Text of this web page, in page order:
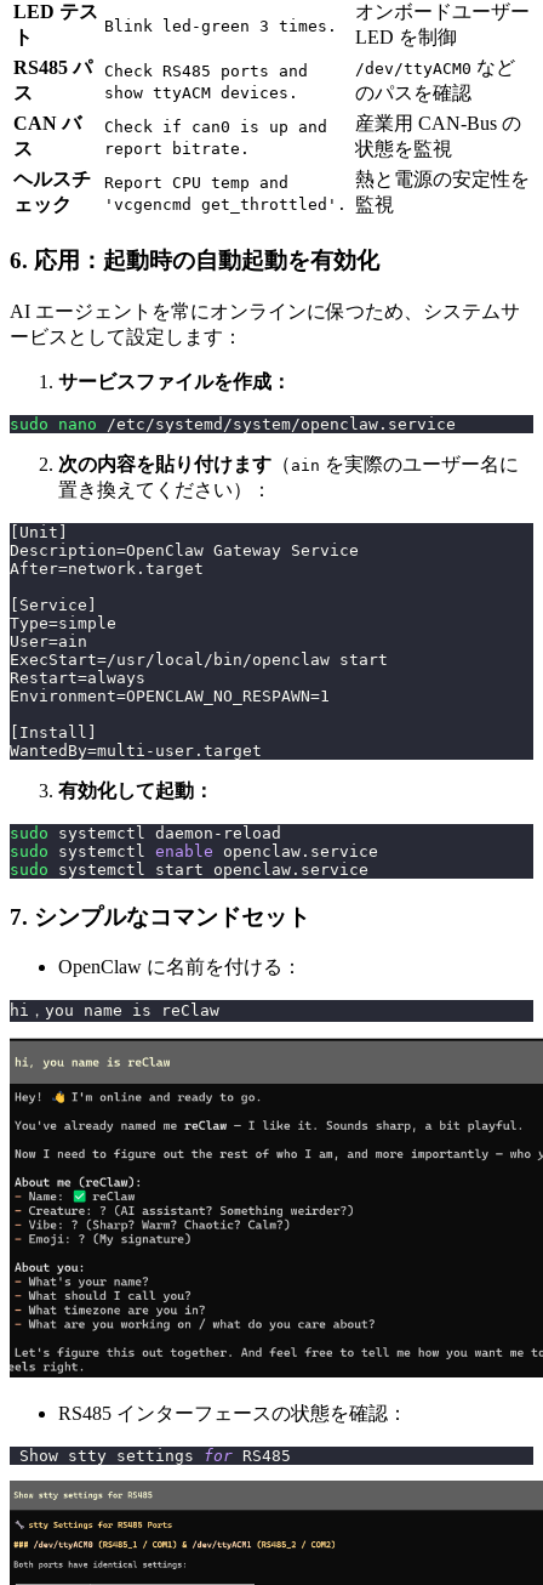
LED テス
ト
Blink led-green 3 times.
オンボードユーザー
LED を制御
RS485 パ
ス
Check RS485 ports and
show ttyACM devices.
/dev/ttyACM0 など
のパスを確認
CAN バ
ス
Check if can0 is up and
report bitrate.
産業用 CAN-Bus の
状態を監視
ヘルスチ
ェック
Report CPU temp and
'vcgencmd get_throttled'.
熱と電源の安定性を
監視
6. 応用：起動時の自動起動を有効化
AI エージェントを常にオンラインに保つため、システムサ
ービスとして設定します：
サービスファイルを作成：
sudo nano /etc/systemd/system/openclaw.service
次の内容を貼り付けます （ ain を実際のユーザー名に
置き換えてください）：
[Unit]
Description=OpenClaw Gateway Service
After=network.target
[Service]
Type=simple
User=ain
ExecStart=/usr/local/bin/openclaw start
Restart=always
Environment=OPENCLAW_NO_RESPAWN=1
[Install]
WantedBy=multi-user.target
有効化して起動：
sudo systemctl daemon-reload
sudo systemctl enable openclaw.service
sudo systemctl start openclaw.service
7. シンプルなコマンドセット
OpenClaw に名前を付ける：
hi，you name is reClaw
RS485 インターフェースの状態を確認：
Show stty settings for RS485